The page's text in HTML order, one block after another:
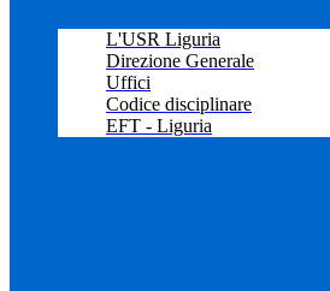
L'USR Liguria
Direzione Generale
Uffici
Codice disciplinare
EFT - Liguria